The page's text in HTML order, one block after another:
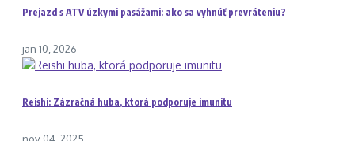
Prejazd s ATV úzkymi pasážami: ako sa vyhnúť prevráteniu?
jan 10, 2026
Reishi: Zázračná huba, ktorá podporuje imunitu